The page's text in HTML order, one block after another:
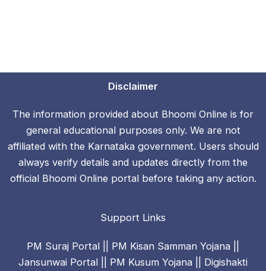
Disclaimer
The information provided about Bhoomi Online is for
general educational purposes only. We are not
affiliated with the Karnataka government. Users should
always verify details and updates directly from the
official Bhoomi Online portal before taking any action.
Support Links
PM Suraj Portal PM Kisan Samman Yojana
Jansunwai Portal
PM Kusum Yojana
Digishakti